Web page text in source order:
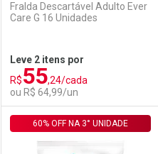
Comprar sem Desconto
Por R$ 2,87/cada
Comprar sem Desconto
Por R$ 2,87/cada
Fralda Descartável Adulto Ever
Care G 16 Unidades
Leve 2 itens por
R$55,24/cada
ou R$ 64,99/un
60% OFF NA 3° UNIDADE